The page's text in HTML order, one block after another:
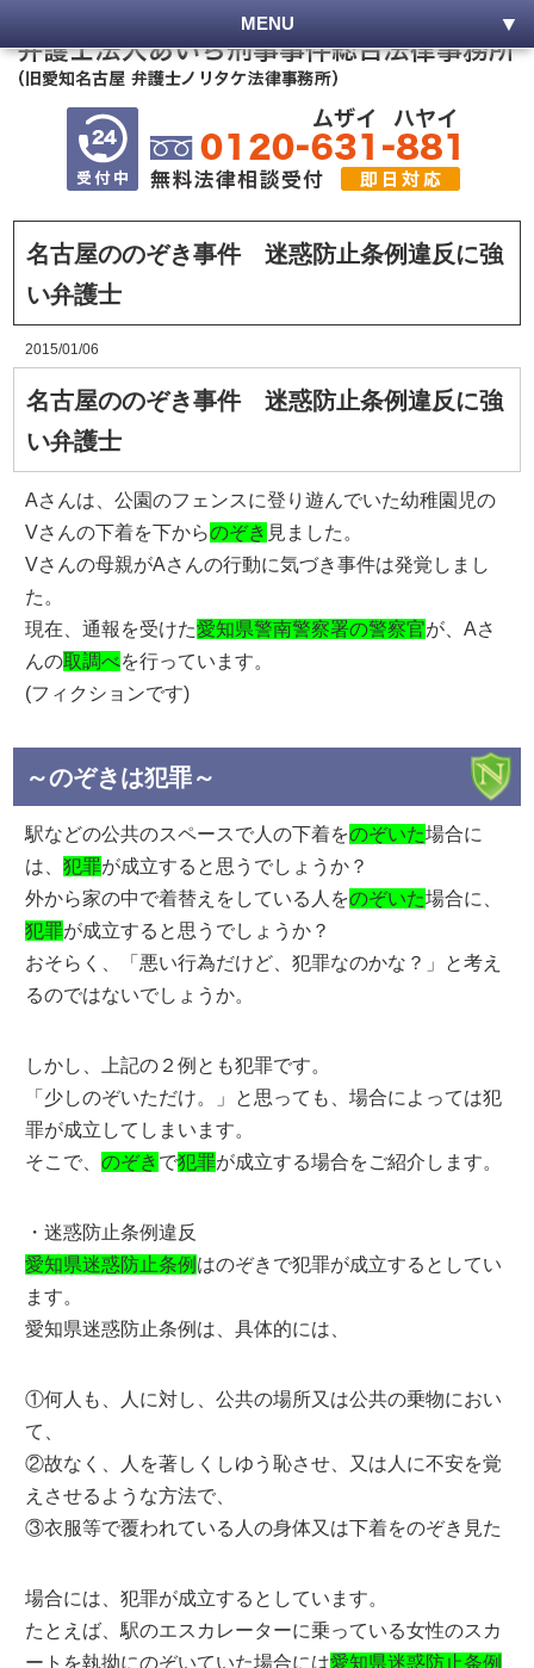
MENU
名古屋ののぞき事件 迷惑防止条例違反に強
い弁護士
2015/01/06
名古屋ののぞき事件 迷惑防止条例違反に強
い弁護士
Aさんは、公園のフェンスに登り遊んでいた幼稚園児の
Vさんの下着を下からのぞき 見ました。
Vさんの母親がAさんの行動に気づき事件は発覚しまし
た。
現在、通報を受けた愛知県警南警察署の警察官が、Aさ
んの取調べを行っています。
(フィクションです)
～のぞきは犯罪～
駅などの公共のスペースで人の下着をのぞいた場合に
は、犯罪が成立すると思うでしょうか？
外から家の中で着替えをしている人をのぞいた場合に、
犯罪が成立すると思うでしょうか？
おそらく、「悪い行為だけど、犯罪なのかな？」と考え
るのではないでしょうか。
しかし、上記の２例とも犯罪です。
「少しのぞいただけ。」と思っても、場合によっては犯
罪が成立してしまいます。
そこで、のぞき で犯罪が成立する場合をご紹介します。
・迷惑防止条例違反
愛知県迷惑防止条例 はのぞきで犯罪が成立するとしてい
ます。
愛知県迷惑防止条例は、具体的には、
①何人も、人に対し、公共の場所又は公共の乗物におい
て、
②故なく、人を著しくしゆう恥させ、又は人に不安を覚
えさせるような方法で、
③衣服等で覆われている人の身体又は下着をのぞき見た
場合には、犯罪が成立するとしています。
たとえば、駅のエスカレーターに乗っている女性のスカ
ートを執拗にのぞいていた場合には愛知県迷惑防止条例